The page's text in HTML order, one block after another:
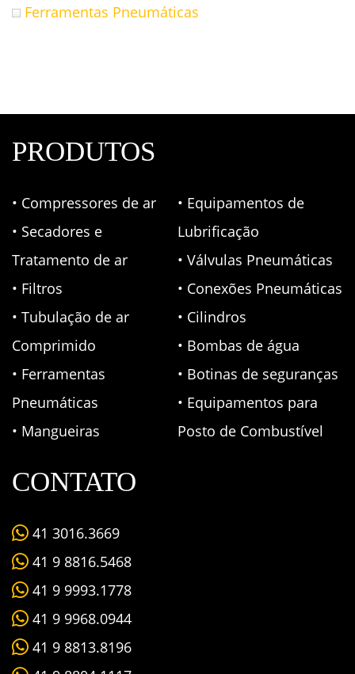
Ferramentas Pneumáticas
PRODUTOS
• Compressores de ar
• Secadores e
Tratamento de ar
• Filtros
• Tubulação de ar
Comprimido
• Ferramentas
Pneumáticas
• Mangueiras
• Equipamentos de
Lubrificação
• Válvulas Pneumáticas
• Conexões Pneumáticas
• Cilindros
• Bombas de água
• Botinas de seguranças
• Equipamentos para
Posto de Combustível
CONTATO
41 3016.3669
41 9 8816.5468
41 9 9993.1778
41 9 9968.0944
41 9 8813.8196